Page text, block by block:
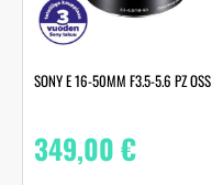
SONY E 16-50MM F3.5-5.6 PZ OSS
349,00€